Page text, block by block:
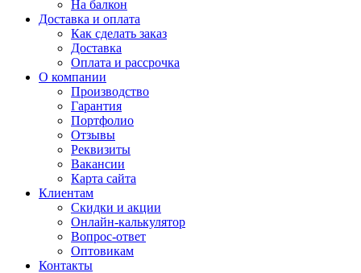
На балкон
Доставка и оплата
Как сделать заказ
Доставка
Оплата и рассрочка
О компании
Производство
Гарантия
Портфолио
Отзывы
Реквизиты
Вакансии
Карта сайта
Клиентам
Скидки и акции
Онлайн-калькулятор
Вопрос-ответ
Оптовикам
Контакты